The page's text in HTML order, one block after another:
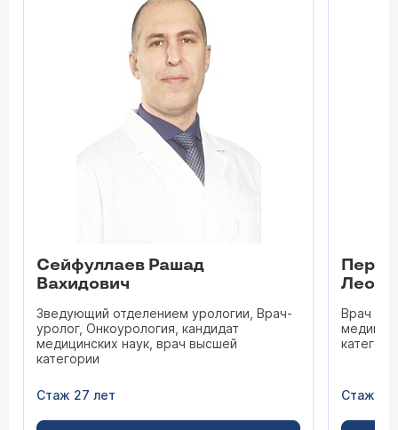
Сейфуллаев Рашад
Вахидович
Зведующий отделением урологии, Врач-
уролог, Онкоурология, кандидат
медицинских наук, врач высшей
категории
Стаж 27 лет
Врач
Стаж 45